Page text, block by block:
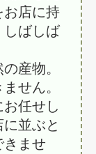
お店に持
しばしば
産物。
せん。
任せし
並ぶと
きませ